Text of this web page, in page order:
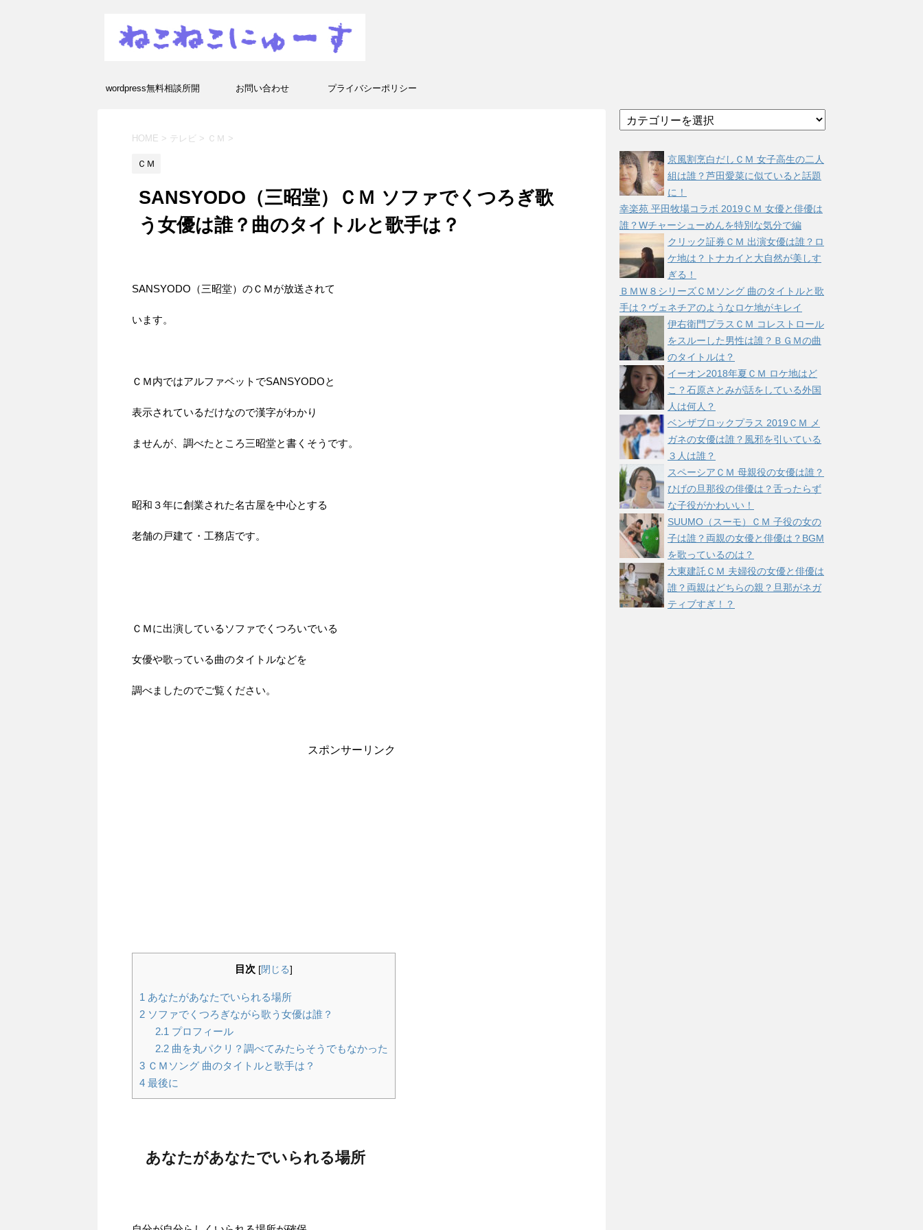
wordpress無料相談所開
ます！
お問い合わせ プライバシーポリシー
HOME > テレビ > ＣＭ >
ＣＭ
SANSYODO（三昭堂）ＣＭ ソファでくつろぎ歌
う女優は誰？曲のタイトルと歌手は？
SANSYODO（三昭堂）のＣＭが放送されて
います。
ＣＭ内ではアルファベットでSANSYODOと
表示されているだけなので漢字がわかり
ませんが、調べたところ三昭堂と書くそうです。
昭和３年に創業された名古屋を中心とする
老舗の戸建て・工務店です。
ＣＭに出演しているソファでくつろいでいる
女優や歌っている曲のタイトルなどを
調べましたのでご覧ください。
スポンサーリンク
目次 [閉じる]
1 あなたがあなたでいられる場所
2 ソファでくつろぎながら歌う女優は誰？
2.1 プロフィール
2.2曲を丸パクリ？調べてみたらそうでもなかった
3 ＣＭソング 曲のタイトルと歌手は？
4 最後に
あなたがあなたでいられる場所
テ
リ
ー
京風割烹白だしＣＭ 女子高生の二人
組は誰？芦田愛菜に似ていると話題
に！
幸楽苑 平田牧場コラボ 2019ＣＭ 女優と俳優は
誰？Wチャーシューめんを特別な気分で編
クリック証券ＣＭ 出演女優は誰？ロ
ケ地は？トナカイと大自然が美しす
ぎる！
ＢＭＷ８シリーズＣＭソング 曲のタイトルと歌
手は？ヴェネチアのようなロケ地がキレイ
伊右衛門プラスＣＭ コレストロール
をスルーした男性は誰？ＢＧＭの曲
のタイトルは？
イーオン2018年夏ＣＭ ロケ地はど
こ？石原さとみが話をしている外国
人は何人？
ベンザブロックプラス 2019ＣＭ メ
ガネの女優は誰？風邪を引いている
３人は誰？
スペーシアＣＭ 母親役の女優は誰？
ひげの旦那役の俳優は？舌ったらず
な子役がかわいい！
SUUMO（スーモ）ＣＭ 子役の女の
子は誰？両親の女優と俳優は？BGM
を歌っているのは？
大東建託ＣＭ 夫婦役の女優と俳優は
誰？両親はどちらの親？旦那がネガ
ティブすぎ！？